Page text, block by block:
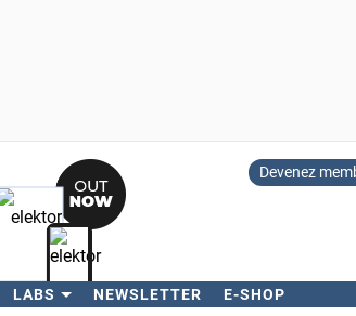
Devenez
LABS NEWSLETTER E-SHOP